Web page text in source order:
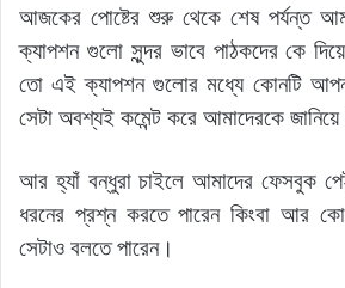
আজকের পোষ্টের শুরু থেকে শেষ পর্যন্ত
ক্যাপশন গুলো সুন্দর ভাবে পাঠকদের কে দিয়ে
তো এই ক্যাপশন গুলোর মধ্যে কোনটি
সেটা অবশ্যই কমেন্ট করে আমাদেরকে জানিয়ে
আর হ্যাঁ বন্ধুরা চাইলে আমাদের ফেসবুক
ধরনের প্রশ্ন করতে পারেন কিংবা আর
সেটাও বলতে পারেন।